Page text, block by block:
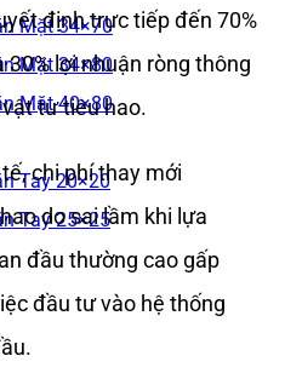
Mặt 34×70
Mặt 34×80
Mặt 40×80
Tay 20×20
Tay 25×25
định trực tiếp đến 70%
lợi nhuận ròng thông
tư tiêu hao.
chi phí thay mới
do sai lầm khi lựa
đầu thường cao gấp
đầu tư vào hệ thống